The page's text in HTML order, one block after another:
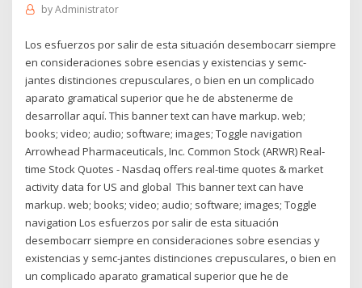
byAdministrator
Los esfuerzos por salir de esta situación desembocarr siempre
en consideraciones sobre esencias y existencias y semc-
jantes distinciones crepusculares, o bien en un complicado
aparato gramatical superior que he de abstenerme de
desarrollar aquí. This banner text can have markup. web;
books; video; audio; software; images; Toggle navigation
Arrowhead Pharmaceuticals, Inc. Common Stock (ARWR) Real-
time Stock Quotes - Nasdaq offers real-time quotes & market
activity data for US and global This banner text can have
markup. web; books; video; audio; software; images; Toggle
navigation Los esfuerzos por salir de esta situación
desembocarr siempre en consideraciones sobre esencias y
existencias y semc-jantes distinciones crepusculares, o bien en
un complicado aparato gramatical superior que he de